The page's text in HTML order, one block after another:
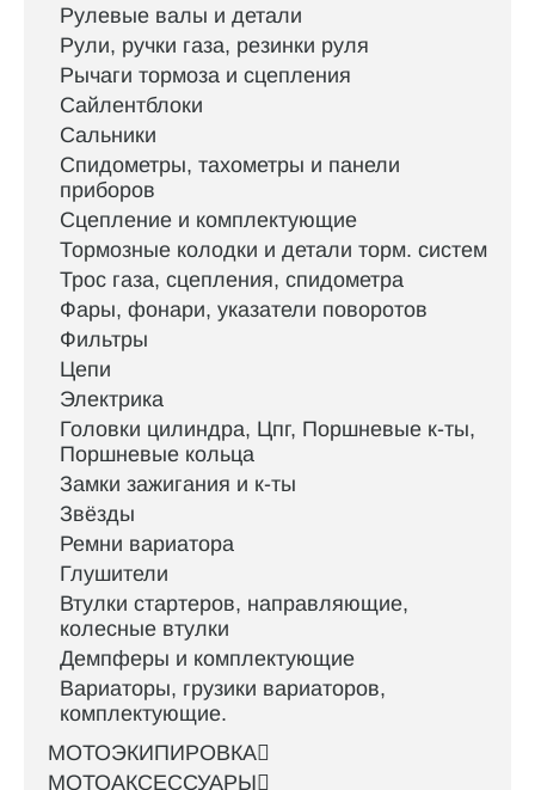
Рулевые валы и детали
Рули, ручки газа, резинки руля
Рычаги тормоза и сцепления
Сайлентблоки
Сальники
Спидометры, тахометры и панели
приборов
Сцепление и комплектующие
Тормозные колодки и детали торм. систем
Трос газа, сцепления, спидометра
Фары, фонари, указатели поворотов
Фильтры
Цепи
Электрика
Головки цилиндра, Цпг, Поршневые к-ты,
Поршневые кольца
Замки зажигания и к-ты
Звёзды
Ремни вариатора
Глушители
Втулки стартеров, направляющие,
колесные втулки
Демпферы и комплектующие
Вариаторы, грузики вариаторов,
комплектующие.
МОТОЭКИПИРОВКА
МОТОАКСЕССУАРЫ